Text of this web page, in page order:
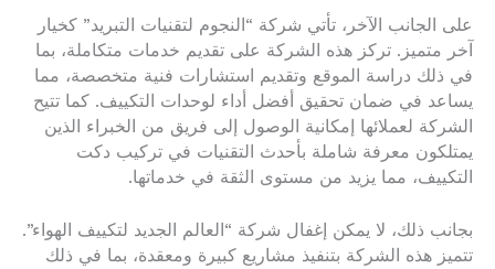
على الجانب الآخر، تأتي شركة “النجوم لتقنيات التبريد” كخيار
آخر متميز. تركز هذه الشركة على تقديم خدمات متكاملة، بما
في ذلك دراسة الموقع وتقديم استشارات فنية متخصصة، مما
يساعد في ضمان تحقيق أفضل أداء لوحدات التكييف. كما تتيح
الشركة لعملائها إمكانية الوصول إلى فريق من الخبراء الذين
يمتلكون معرفة شاملة بأحدث التقنيات في تركيب دكت
التكييف، مما يزيد من مستوى الثقة في خدماتها.
بجانب ذلك، لا يمكن إغفال شركة “العالم الجديد لتكييف الهواء”.
تتميز هذه الشركة بتنفيذ مشاريع كبيرة ومعقدة، بما في ذلك